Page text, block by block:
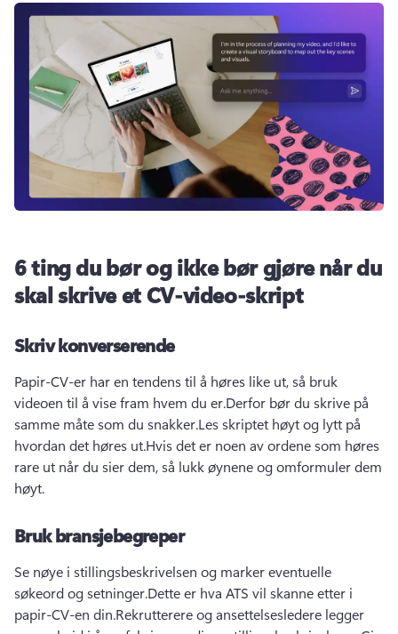
6 ting du bør og ikke bør gjøre når du
skal skrive et CV-video-skript
Skriv konverserende
Papir-CV-er har en tendens til å høres like ut, så bruk
videoen til å vise fram hvem du er.Derfor bør du skrive på
samme måte som du snakker.Les skriptet høyt og lytt på
hvordan det høres ut.Hvis det er noen av ordene som høres
rare ut når du sier dem, så lukk øynene og omformuler dem
høyt.
Bruk bransjebegreper
Se nøye i stillingsbeskrivelsen og marker eventuelle
søkeord og setninger.Dette er hva ATS vil skanne etter i
papir-CV-en din.Rekrutterere og ansettelsesledere legger